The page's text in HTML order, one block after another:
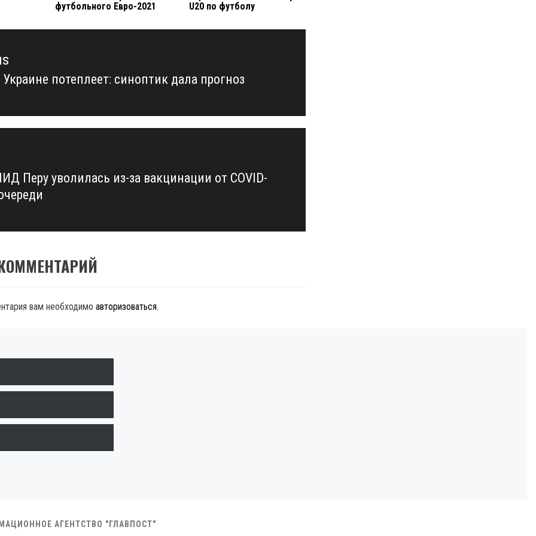
футбольного Евро-2021
U20 по футболу
Украине потеплеет: синоптик дала прогноз
Перу уволилась из-за вакцинации от COVID-
вам необходимо авторизоваться.
АГЕНТСТВО "ГЛАВПОСТ"